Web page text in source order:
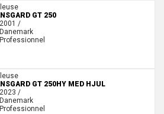
GT 250
2001 /
Danemark
Professionnel
GT 250HY MED HJUL
2023 /
Danemark
Professionnel